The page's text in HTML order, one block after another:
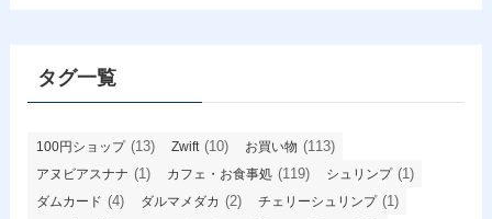
タグ一覧
100円ショップ(13) Zwift(10) お買い物 (113)
アヌビアスナナ (1) カフェ・お食事処 (119) シュリンプ(1)
ダムカード (4) ダルマメダカ (2) チェリーシュリンプ(1)